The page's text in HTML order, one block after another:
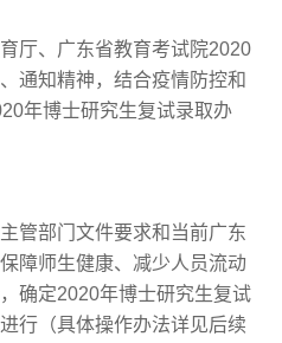
、广东省教育考试院2020
通知精神，结合疫情防控和
年博士研究生复试录取办
部门文件要求和当前广东
障师生健康、减少人员流动
确定2020年博士研究生复试
行（具体操作办法详见后续